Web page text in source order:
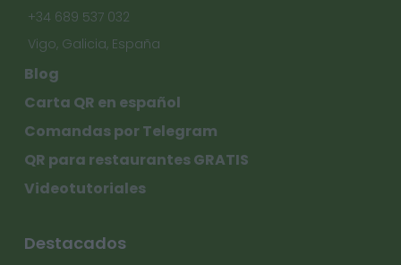
+34 689 537 032
Vigo, Galicia, España
Blog
Carta QR en español
Comandas por Telegram
QR para restaurantes GRATIS
Videotutoriales
Destacados